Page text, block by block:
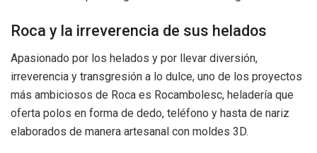
Roca y la irreverencia de sus helados
Apasionado por los helados y por llevar diversión,
irreverencia y transgresión a lo dulce, uno de los proyectos
más ambiciosos de Roca es Rocambolesc, heladería que
oferta polos en forma de dedo, teléfono y hasta de nariz
elaborados de manera artesanal con moldes 3D.